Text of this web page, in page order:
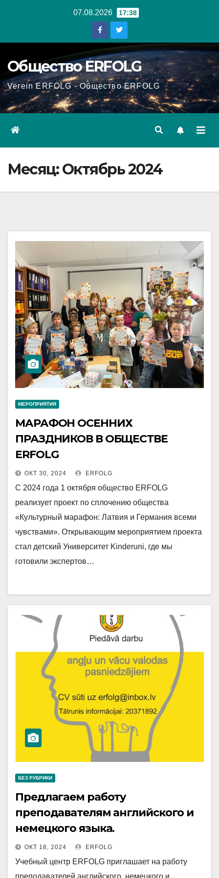
07.08.2026 17:38
Общество ERFOLG
Verein ERFOLG - Общество ERFOLG
Месяц:Октябрь 2024
МЕРОПРИЯТИЯ
МАРАФОН ОСЕННИХ
ПРАЗДНИКОВ В ОБЩЕСТВЕ
ERFOLG
ОКТ 30, 2024 ERFOLG
С 2024 года 1 октября общество ERFOLG
реализует проект по сплочению общества
«Культурный марафон: Латвия и Германия всеми
чувствами». Открывающим мероприятием проекта
стал детский Университет Kinderuni, где мы
готовили экспертов…
БЕЗ РУБРИКИ
Предлагаем работу
преподавателям английского и
немецкого языка.
ОКТ 18, 2024 ERFOLG
Учебный центр ERFOLG приглашает на работу
преподавателей английского, немецкого и